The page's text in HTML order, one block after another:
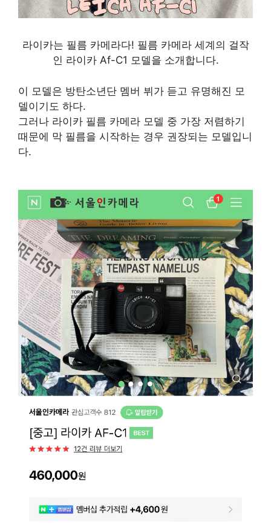
라이카는 필름 카메라다! 필름 카메라 세계의 걸작
인 라이카 Af-C1 모델을 소개합니다.
이 모델은 방탄소년단 멤버 뷔가 듣고 유명해진 모
델이기도 하다.
그러나 라이카 필름 카메라 모델 중 가장 저렴하기
때문에 막 필름을 시작하는 경우 권장되는 모델입니
다.